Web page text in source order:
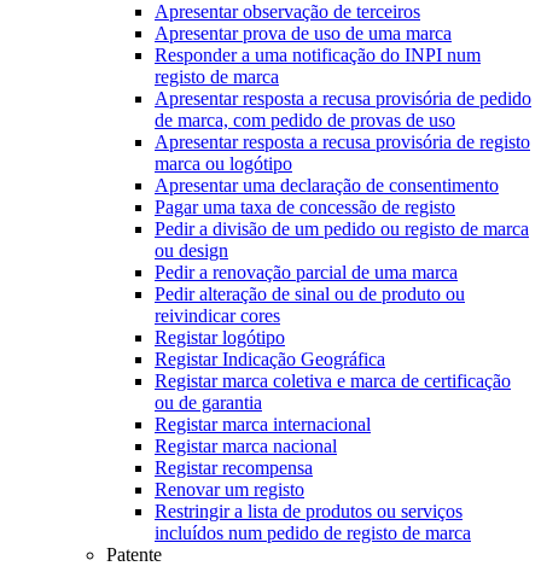
Apresentar observação de terceiros
Apresentar prova de uso de uma marca
Responder a uma notificação do INPI num
registo de marca
Apresentar resposta a recusa provisória de pedido
de marca, com pedido de provas de uso
Apresentar resposta a recusa provisória de registo
marca ou logótipo
Apresentar uma declaração de consentimento
Pagar uma taxa de concessão de registo
Pedir a divisão de um pedido ou registo de marca
ou design
Pedir a renovação parcial de uma marca
Pedir alteração de sinal ou de produto ou
reivindicar cores
Registar logótipo
Registar Indicação Geográfica
Registar marca coletiva e marca de certificação
ou de garantia
Registar marca internacional
Registar marca nacional
Registar recompensa
Renovar um registo
Restringir a lista de produtos ou serviços
incluídos num pedido de registo de marca
Patente